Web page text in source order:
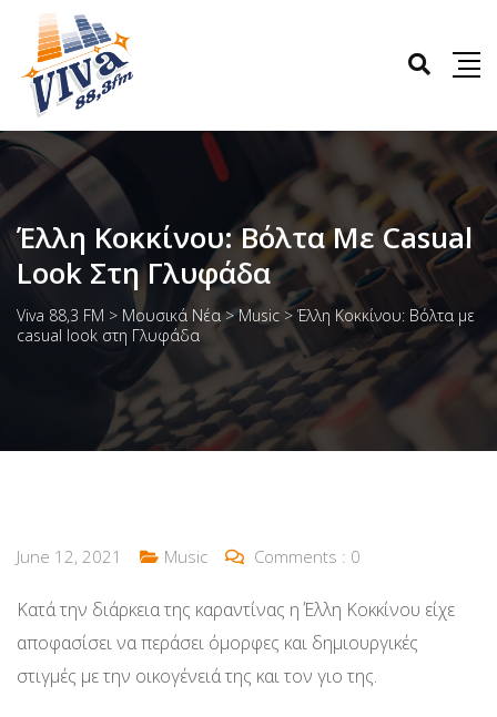
Έλλη Κοκκίνου: Βόλτα Με Casual
Look Στη Γλυφάδα
Viva 88,3 FM > Μουσικά Νέα>Music >Έλλη Κοκκίνου: Βόλτα με
casual look στη Γλυφάδα
June 12, 2021 Music Comments : 0
Κατά την διάρκεια της καραντίνας η Έλλη Κοκκίνου είχε
αποφασίσει να περάσει όμορφες και δημιουργικές
στιγμές με την οικογένειά της και τον γιο της.